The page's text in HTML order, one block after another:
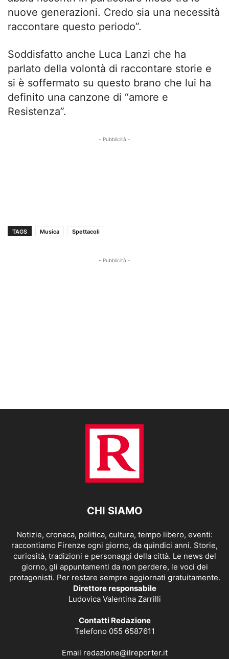
nuove generazioni. Credo sia una necessità
raccontare questo periodo”.
Soddisfatto anche Luca Lanzi che ha
parlato della volontà di raccontare storie e
si è soffermato su questo brano che lui ha
definito una canzone di “amore e
Resistenza”.
- Pubblicità -
TAGS Musica Spettacoli
- Pubblicità -
CHI SIAMO
Notizie, cronaca, politica, cultura, tempo libero, eventi:
raccontiamo Firenze ogni giorno, da quindici anni. Storie,
curiosità, tradizioni e personaggi della città. Le news del
giorno, gli appuntamenti da non perdere, le voci dei
protagonisti. Per restare sempre aggiornati gratuitamente.
Direttore responsabile
Ludovica Valentina Zarrilli
Contatti Redazione
Telefono 055 6587611
Email redazione@ilreporter.it